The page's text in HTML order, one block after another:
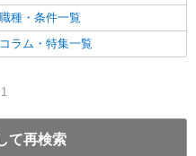
職種・条件一覧
コラム・特集一覧
て再検索